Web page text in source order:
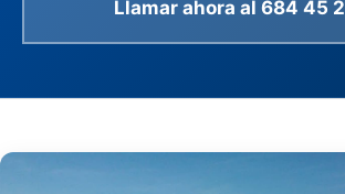
Llamar ahora al 684 45